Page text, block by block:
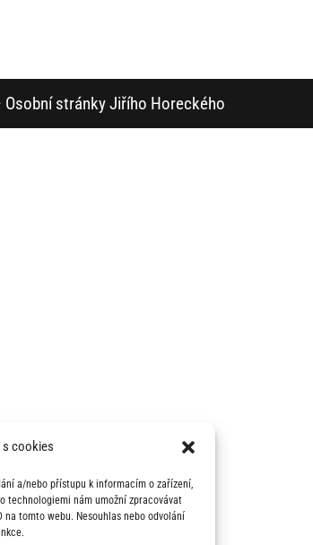
s cookies
a/nebo přístupu k informacím o zařízení,
technologiemi nám umožní zpracovávat
tomto webu. Nesouhlas nebo odvolání
stránky Jiřího Horeckého